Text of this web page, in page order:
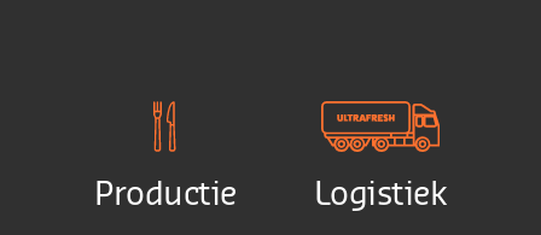
Productie Logistiek